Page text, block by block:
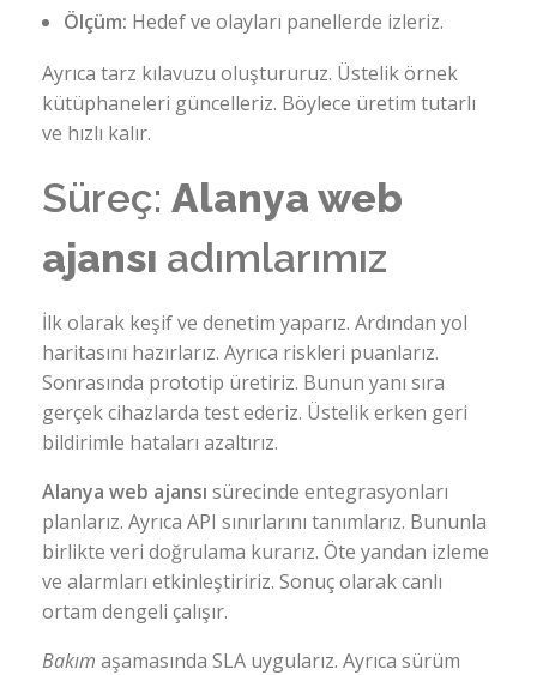
Ölçüm: Hedef ve olayları panellerde izleriz.
Ayrıca tarz kılavuzu oluştururuz. Üstelik örnek
kütüphaneleri güncelleriz. Böylece üretim tutarlı
ve hızlı kalır.
Süreç: Alanya web
ajansı adımlarımız
İlk olarak keşif ve denetim yaparız. Ardından yol
haritasını hazırlarız. Ayrıca riskleri puanlarız.
Sonrasında prototip üretiriz. Bunun yanı sıra
gerçek cihazlarda test ederiz. Üstelik erken geri
bildirimle hataları azaltırız.
Alanya web ajansı sürecinde entegrasyonları
planlarız. Ayrıca API sınırlarını tanımlarız. Bununla
birlikte veri doğrulama kurarız. Öte yandan izleme
ve alarmları etkinleştiririz. Sonuç olarak canlı
ortam dengeli çalışır.
Bakım aşamasında SLA uygularız. Ayrıca sürüm